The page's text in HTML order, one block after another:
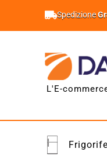
Spedizione
L'E-